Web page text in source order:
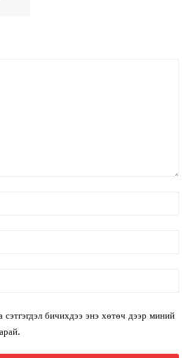
сэтгэгдэл бичихдээ энэ хөтөч дээр миний